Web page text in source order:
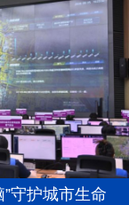
守护城市生命